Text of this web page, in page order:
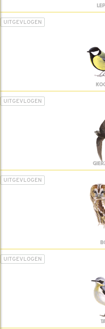
UITGEVLOGEN
UITGEVLOGEN
UITGEVLOGEN
UITGEVLOGEN